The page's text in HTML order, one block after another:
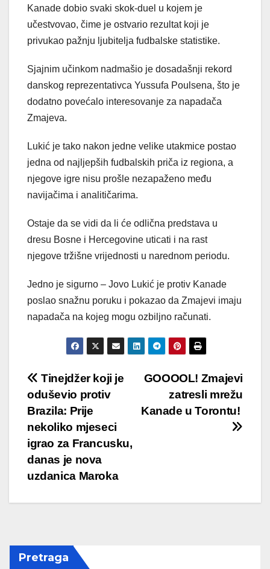
Kanade dobio svaki skok-duel u kojem je
učestvovao, čime je ostvario rezultat koji je
privukao pažnju ljubitelja fudbalske statistike.
Sjajnim učinkom nadmašio je dosadašnji rekord
danskog reprezentativca Yussufa Poulsena, što je
dodatno povećalo interesovanje za napadača
Zmajeva.
Lukić je tako nakon jedne velike utakmice postao
jedna od najljepših fudbalskih priča iz regiona, a
njegove igre nisu prošle nezapaženo među
navijačima i analitičarima.
Ostaje da se vidi da li će odlična predstava u
dresu Bosne i Hercegovine uticati i na rast
njegove tržišne vrijednosti u narednom periodu.
Jedno je sigurno – Jovo Lukić je protiv Kanade
poslao snažnu poruku i pokazao da Zmajevi imaju
napadača na kojeg mogu ozbiljno računati.
Post
navigation
GOOOOL! Zmajevi
zatresli mrežu
Kanade u Torontu!
Tinejdžer koji je
oduševio protiv
Brazila: Prije
nekoliko mjeseci
igrao za Francusku,
danas je nova
uzdanica Maroka
Pretraga